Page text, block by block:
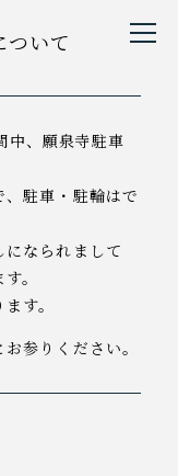
いて
中、願泉寺駐車
駐車・駐輪はで
なられまして
。
す。
参りください。